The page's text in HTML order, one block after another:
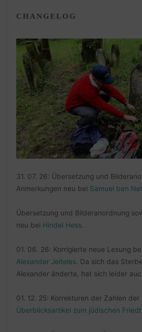
CHANGELOG
31. 07. 26: Übersetzung und
Anmerkungen neu bei Samuel ben
Übersetzung und Bilderanordnung
neu bei Hindel Hess.
01. 06. 26: Korrigierte neue Lesung bei
Alexander Jeiteles. Da sich das
Alexander änderte, hat sich leider
01. 12. 25: Korrekturen der Zahlen
Überblicksartikel zum jüdischen